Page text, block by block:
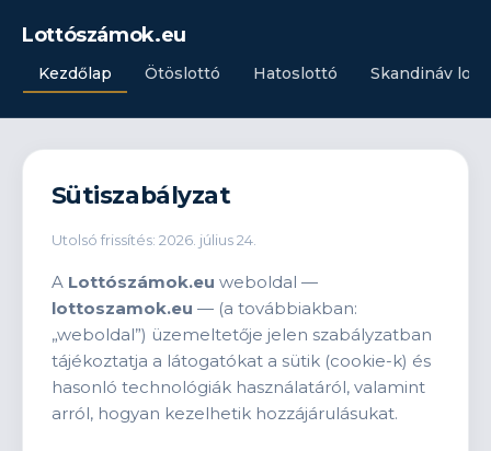
Lottószámok.eu
Kezdőlap Ötöslottó Hatoslottó Skandináv
Sütiszabályzat
Utolsó frissítés: 2026. július 24.
A Lottószámok.eu weboldal —
lottoszamok.eu — (a továbbiakban:
„weboldal”) üzemeltetője jelen szabályzatban
tájékoztatja a látogatókat a sütik (cookie-k) és
hasonló technológiák használatáról, valamint
arról, hogyan kezelhetik hozzájárulásukat.